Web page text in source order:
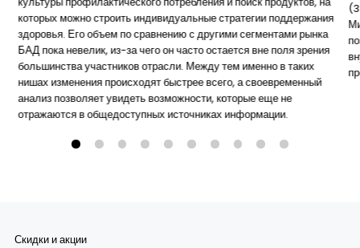
которых можно строить индивидуальные стратегии поддержания
здоровья. Его объем по сравнению с другими сегментами рынка
БАД пока невелик, из-за чего он часто остается вне поля зрения
большинства участников отрасли. Между тем именно в таких
нишах изменения происходят быстрее всего, а своевременный
анализ позволяет увидеть возможности, которые еще не
отражаются в общедоступных источниках информации.
Скидки и акции